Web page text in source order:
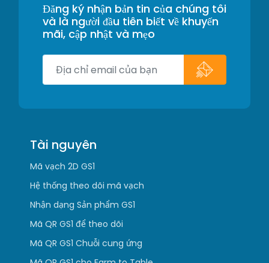
Đăng ký nhận bản tin của chúng tôi
và là người đầu tiên biết về khuyến
mãi, cập nhật và mẹo
Tài nguyên
Mã vạch 2D GS1
Hệ thống theo dõi mã vạch
Nhận dạng Sản phẩm GS1
Mã QR GS1 để theo dõi
Mã QR GS1 Chuỗi cung ứng